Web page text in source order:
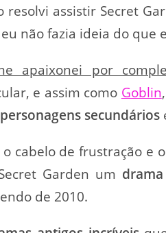
resolvi assistir Secret
não fazia ideia do que
apaixonei por
e assim como Goblin
secundários
cabelo de frustração e
Garden um drama
de 2010.